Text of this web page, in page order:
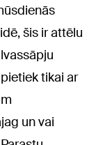
šis ir attēlu
tikai ar
un vai